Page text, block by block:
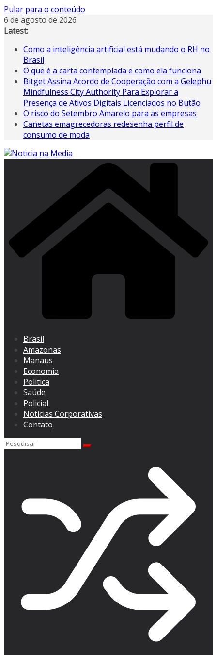
Pular para o conteúdo
6 de agosto de 2026
Latest:
Como a inteligência artificial está mudando o RH no
Brasil
O que é a carta contemplada e como ela funciona
Bitget Assina Acordo de Cooperação com a Gelephu
Mindfulness City Authority Para Explorar a
Presença de Ativos Digitais Licenciados no Butão
O risco do Setembro Amarelo para as empresas
Canetas emagrecedoras redesenha perfil de
consumo de moda
Brasil
Amazonas
Manaus
Economia
Politica
Saúde
Policial
Notícias Corporativas
Contato